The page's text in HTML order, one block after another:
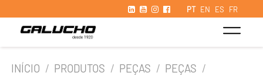
PT EN ES FR
INÍCIO / PRODUTOS / PEÇAS / PEÇAS /